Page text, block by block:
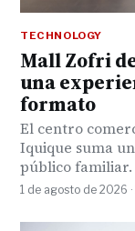
TECHNOLOGY
Mall Zofri
una
formato
El centro
Iquique suma
público familiar.
1 de agosto de 2026 ·